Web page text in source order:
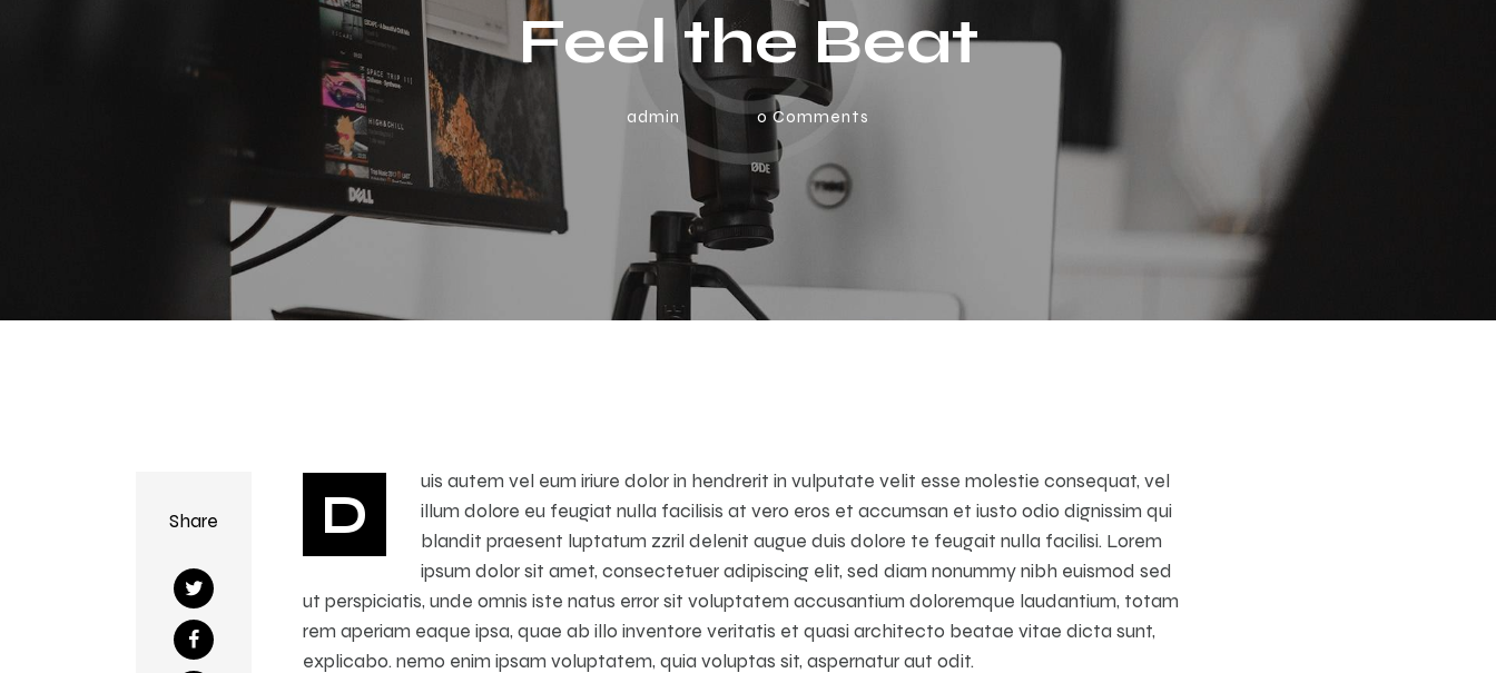
Feel the Beat
admin 0 Comments
Share D
uis autem vel eum iriure dolor in hendrerit in vulputate velit esse molestie consequat, vel
illum dolore eu feugiat nulla facilisis at vero eros et accumsan et iusto odio dignissim qui
blandit praesent luptatum zzril delenit augue duis dolore te feugait nulla facilisi. Lorem
ipsum dolor sit amet, consectetuer adipiscing elit, sed diam nonummy nibh euismod sed
ut perspiciatis, unde omnis iste natus error sit voluptatem accusantium doloremque laudantium, totam
rem aperiam eaque ipsa, quae ab illo inventore veritatis et quasi architecto beatae vitae dicta sunt,
explicabo. nemo enim ipsam voluptatem, quia voluptas sit, aspernatur aut odit.